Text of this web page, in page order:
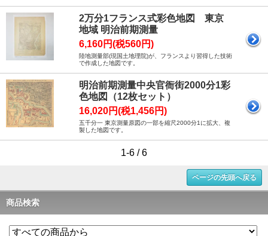
2万分1フランス式彩色地図 東京
地域 明治前期測量
6,160円(税560円)
陸地測量部(現国土地理院)が、フランスより習得した技術
で作成した地図です。
明治前期測量中央官衙街2000分1彩
色地図（12枚セット）
16,020円(税1,456円)
五千分一 東京測量原図の一部を縮尺2000分1に拡大、複
製した地図です。
1-6 / 6
ページの先頭へ戻る
商品検索